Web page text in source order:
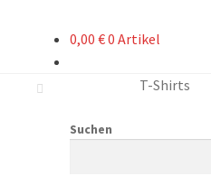
0,00 €0 Artikel
T-Shirts
Suchen